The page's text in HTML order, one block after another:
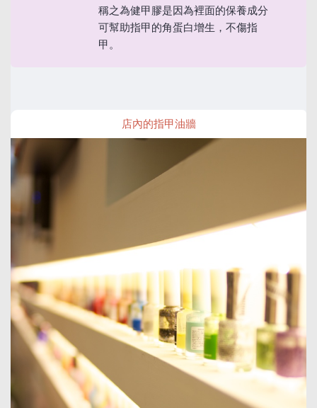
稱之為健甲膠是因為裡面的保養成分
可幫助指甲的角蛋白增生，不傷指
甲。
店內的指甲油牆